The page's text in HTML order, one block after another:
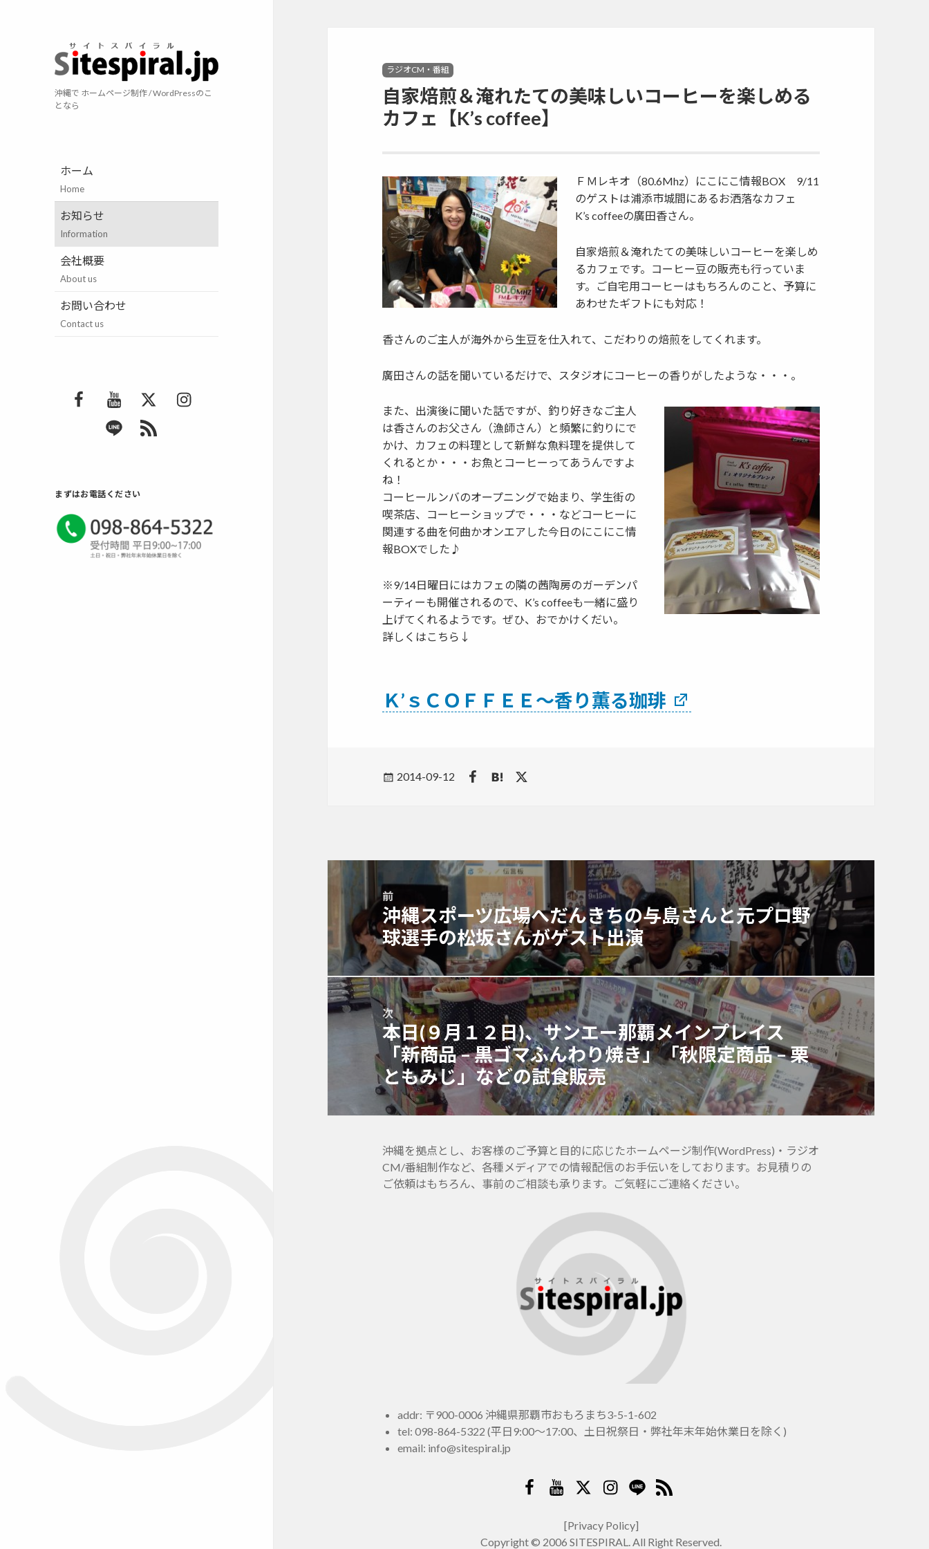
沖縄で ホームページ制作 / WordPressのこ
となら
ホーム
Home
お知らせ
Information
会社概要
About us
お問い合わせ
Contact us
F
o
k
Y
u
e
T
i
I
m
L
R
まずはお電話ください
Categories
ラジオCM・番組
自家焙煎＆淹れたての美味しいコーヒーを楽しめる
カフェ【K’s coffee】
ＦＭレキオ（80.6Mhz）にこにこ情報BOX 9/11
のゲストは浦添市城間にあるお洒落なカフェ
K’s coffeeの廣田香さん。
自家焙煎＆淹れたての美味しいコーヒーを楽しめ
るカフェです。コーヒー豆の販売も行っていま
す。ご自宅用コーヒーはもちろんのこと、予算に
あわせたギフトにも対応！
香さんのご主人が海外から生豆を仕入れて、こだわりの焙煎をしてくれます。
廣田さんの話を聞いているだけで、スタジオにコーヒーの香りがしたような・・・。
また、出演後に聞いた話ですが、釣り好きなご主人
は香さんのお父さん（漁師さん）と頻繁に釣りにで
かけ、カフェの料理として新鮮な魚料理を提供して
くれるとか・・・お魚とコーヒーってあうんですよ
ね！
コーヒールンバのオープニングで始まり、学生街の
喫茶店、コーヒーショップで・・・などコーヒーに
関連する曲を何曲かオンエアした今日のにこにこ情
報BOXでした♪
※9/14日曜日にはカフェの隣の茜陶房のガーデンパ
ーティーも開催されるので、K’s coffeeも一緒に盛り
上げてくれるようです。ぜひ、おでかけくだい。
詳しくはこちら↓
Ｋ’ｓＣＯＦＦＥＥ～香り薫る珈琲
Posted
2014-09-12
ー
シ
ョ
ン
前
前
の
投
稿:
沖縄スポーツ広場へだんきちの与島さんと元プロ野
球選手の松坂さんがゲスト出演
次
次
の
投
稿:
本日(９月１２日)、サンエー那覇メインプレイス
「新商品 – 黒ゴマふんわり焼き」「秋限定商品 – 栗
ともみじ」などの試食販売
沖縄を拠点とし、お客様のご予算と目的に応じたホームページ制作(WordPress)・ラジオ
CM/番組制作など、各種メディアでの情報配信のお手伝いをしております。お見積りの
ご依頼はもちろん、事前のご相談も承ります。ご気軽にご連絡ください。
addr: 〒900-0006 沖縄県那覇市おもろまち3-5-1-602
tel: 098-864-5322 (平日9:00～17:00、土日祝祭日・弊社年末年始休業日を除く)
email: info@sitespiral.jp
Facebook
YouTube
TwitterInstagram
LINERSS2
[Privacy Policy]
Copyright © 2006 SITESPIRAL. All Right Reserved.